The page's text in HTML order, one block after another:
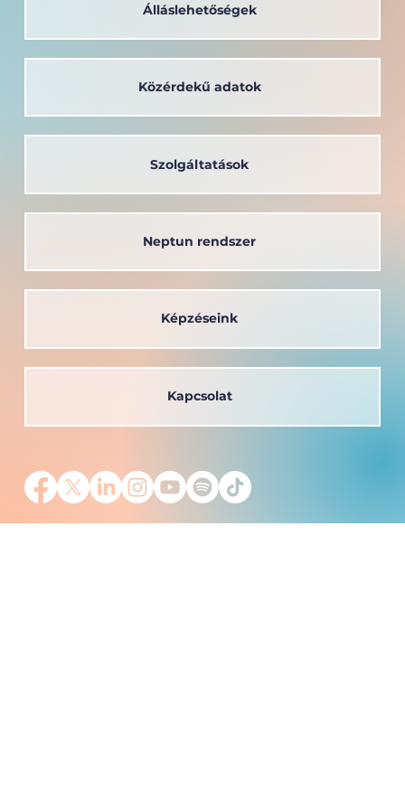
Álláslehetőségek
Neptun rendszer
Szolgáltatások
Kapcsolat
Közérdekű adatok
Képzéseink